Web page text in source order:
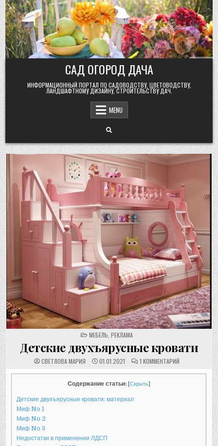
Skip
to
content
САД ОГОРОД ДАЧА
ИНФОРМАЦИОННЫЙ ПОРТАЛ ПО САДОВОДСТВУ, ЦВЕТОВОДСТВУ,
ЛАНДШАФТНОМУ ДИЗАЙНУ, СТРОИТЕЛЬСТВУ ДАЧ.
MENU
POSTED
IN
МЕБЕЛЬ РЕКЛАМА
Детские двухъярусные кровати
СВЕТЛОВА МАРИЯ 01.01.2021 1 КОММЕНТАРИЙК
ЗАПИСИ
ДЕТСКИЕ
Содержание статьи: [Скрыть]
Детские двухъярусные кровати: материал
Миф No 1
Миф No 2
Миф No 3
Недостатки в применении ЛДСП